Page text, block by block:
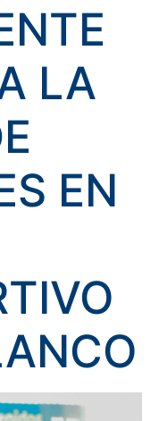
LA
EN